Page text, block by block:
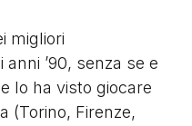
migliori
’90, senza se e
lo ha visto giocare
(Torino, Firenze,